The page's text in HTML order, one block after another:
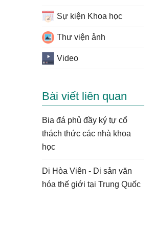
Sự kiện Khoa học
Thư viện ảnh
Video
Bài viết liên quan
Bia đá phủ đầy ký tự cổ
thách thức các nhà khoa
học
Di Hòa Viên - Di sản văn
hóa thế giới tại Trung Quốc